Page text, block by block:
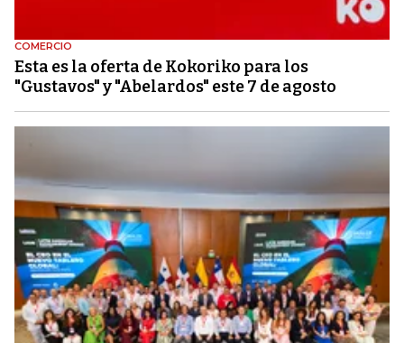
COMERCIO
Esta es la oferta de Kokoriko para los
"Gustavos" y "Abelardos" este 7 de agosto